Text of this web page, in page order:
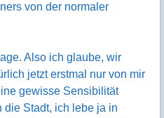
von der normaler
Also ich glaube, wir
jetzt erstmal nur von mir
gewisse Sensibilität
die Stadt, ich lebe ja in